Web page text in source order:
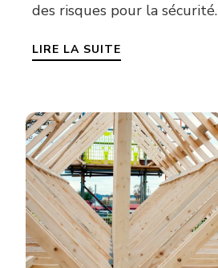
des risques pour la sécurité.
LIRE LA SUITE